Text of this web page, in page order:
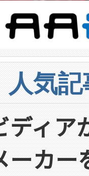
人気
ディア
ーカー